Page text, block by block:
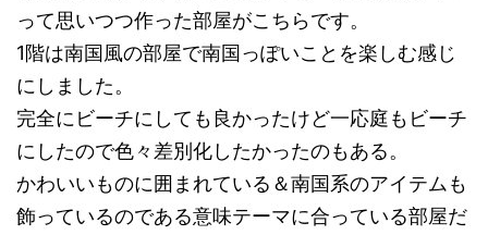
って思いつつ作った部屋がこちらです。
1階は南国風の部屋で南国っぽいことを楽しむ感じ
にしました。
完全にビーチにしても良かったけど一応庭もビーチ
にしたので色々差別化したかったのもある。
かわいいものに囲まれている＆南国系のアイテムも
飾っているのである意味テーマに合っている部屋だ